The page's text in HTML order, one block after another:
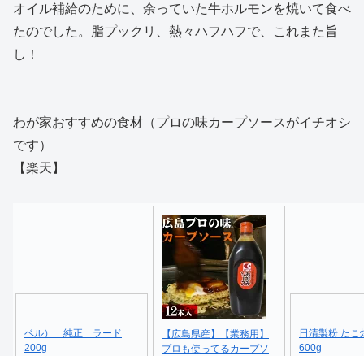
オイル補給のために、余っていた牛ホルモンを焼いて食べ
たのでした。脂プックリ、熱々ハフハフで、これまた旨
し！
わが家おすすめの食材（プロの味カープソースがイチオシ
です）
【楽天】
ベル） 純正 ラード
200g
【広島県産】【業務用】
プロも使ってるカープソ
日清製粉 たこ
600g